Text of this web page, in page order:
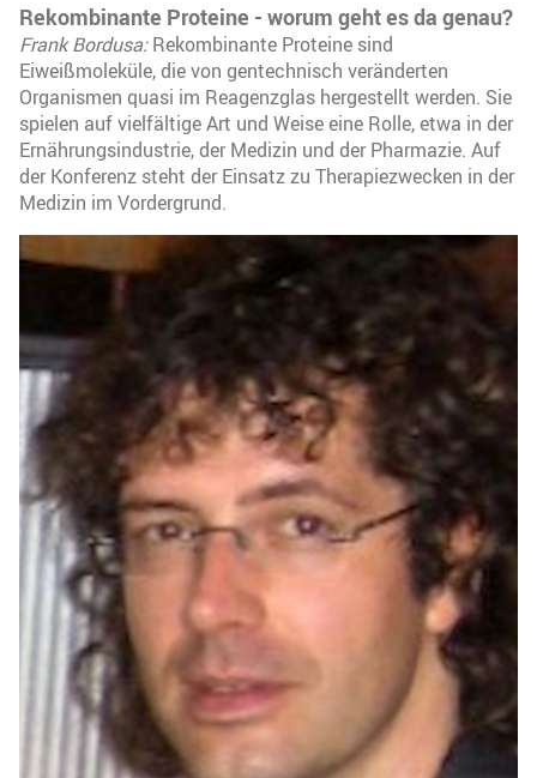
Rekombinante Proteine - worum geht es da genau?
Frank Bordusa:Rekombinante Proteine sind
Eiweißmoleküle, die von gentechnisch veränderten
Organismen quasi im Reagenzglas hergestellt werden. Sie
spielen auf vielfältige Art und Weise eine Rolle, etwa in der
Ernährungsindustrie, der Medizin und der Pharmazie. Auf
der Konferenz steht der Einsatz zu Therapiezwecken in der
Medizin im Vordergrund.